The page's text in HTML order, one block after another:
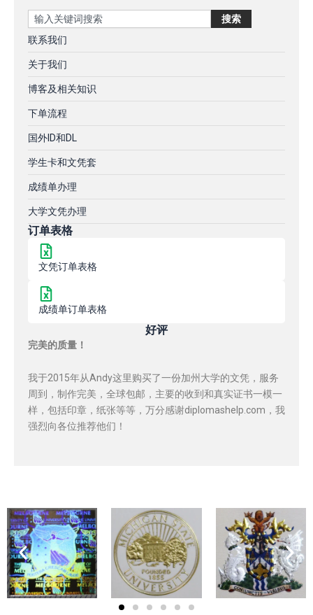
Search 搜索
联系我们
关于我们
博客及相关知识
下单流程
国外ID和DL
学生卡和文凭套
成绩单办理
大学文凭办理
订单表格
文凭订单表格
成绩单订单表格
好评
完美的质量！
我于2015年从Andy这里购买了一份加州大学的文凭，服务
周到，制作完美，全球包邮，主要的收到和真实证书一模一
样，包括印章，纸张等等，万分感谢diplomashelp.com，我
强烈向各位推荐他们！